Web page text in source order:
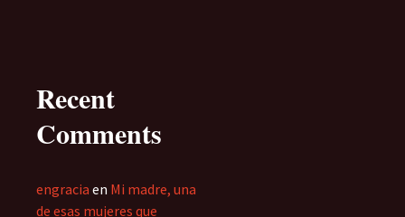
Recent
Comments
engracia en Mi madre, una
de esas mujeres que